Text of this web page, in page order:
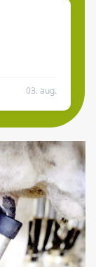
03. aug.